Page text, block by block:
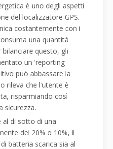
è uno degli aspetti
del localizzatore GPS.
costantemente con i
una quantità
bilanciare questo, gli
un 'reporting
può abbassare la
rileva che l'utente è
risparmiando così
sicurezza.
al di sotto di una
del 20% o 10%, il
batteria scarica sia al